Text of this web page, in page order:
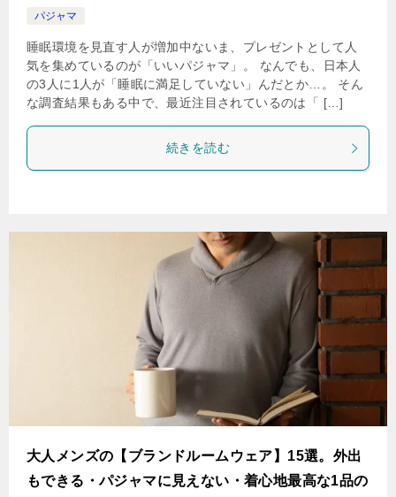
パジャマ
睡眠環境を見直す人が増加中ないま、プレゼントとして人
気を集めているのが「いいパジャマ」。 なんでも、日本人
の3人に1人が「睡眠に満足していない」んだとか…。 そん
な調査結果もある中で、最近注目されているのは「 […]
続きを読む
大人メンズの【ブランドルームウェア】15選。外出
もできる・パジャマに見えない・着心地最高な1品の